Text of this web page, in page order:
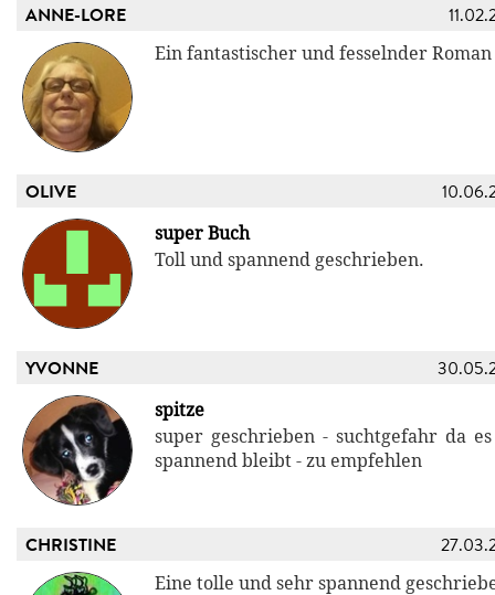
ANNE-LORE
Ein fantastischer und fesselnder Roman
OLIVE
super Buch
Toll und spannend geschrieben.
YVONNE
spitze
super geschrieben - suchtgefahr da
spannend bleibt - zu empfehlen
CHRISTINE
Eine tolle und sehr spannend